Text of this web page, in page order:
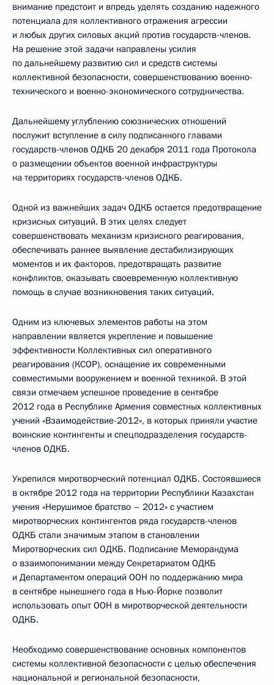
внимание предстоит и впредь уделять созданию надежного
потенциала для коллективного отражения агрессии
и любых других силовых акций против государств-членов.
На решение этой задачи направлены усилия
по дальнейшему развитию сил и средств системы
коллективной безопасности, совершенствованию военно-
технического и военно-экономического сотрудничества.
Дальнейшему углублению союзнических отношений
послужит вступление в силу подписанного главами
государств-членов ОДКБ 20 декабря 2011 года Протокола
о размещении объектов военной инфраструктуры
на территориях государств-членов ОДКБ.
Одной из важнейших задач ОДКБ остается предотвращение
кризисных ситуаций. В этих целях следует
совершенствовать механизм кризисного реагирования,
обеспечивать раннее выявление дестабилизирующих
моментов и их факторов, предотвращать развитие
конфликтов, оказывать своевременную коллективную
помощь в случае возникновения таких ситуаций.
Одним из ключевых элементов работы на этом
направлении является укрепление и повышение
эффективности Коллективных сил оперативного
реагирования (КСОР), оснащение их современными
совместимыми вооружением и военной техникой. В этой
связи отмечаем успешное проведение в сентябре
2012 года в Республике Армения совместных коллективных
учений «Взаимодействие-2012», в которых приняли участие
воинские контингенты и спецподразделения государств-
членов ОДКБ.
Укрепился миротворческий потенциал ОДКБ. Состоявшиеся
в октябре 2012 года на территории Республики Казахстан
учения «Нерушимое братство – 2012» с участием
миротворческих контингентов ряда государств-членов
ОДКБ стали значимым этапом в становлении
Миротворческих сил ОДКБ. Подписание Меморандума
о взаимопонимании между Секретариатом ОДКБ
и Департаментом операций ООН по поддержанию мира
в сентябре нынешнего года в Нью-Йорке позволит
использовать опыт ООН в миротворческой деятельности
ОДКБ.
Необходимо совершенствование основных компонентов
системы коллективной безопасности с целью обеспечения
национальной и региональной безопасности,